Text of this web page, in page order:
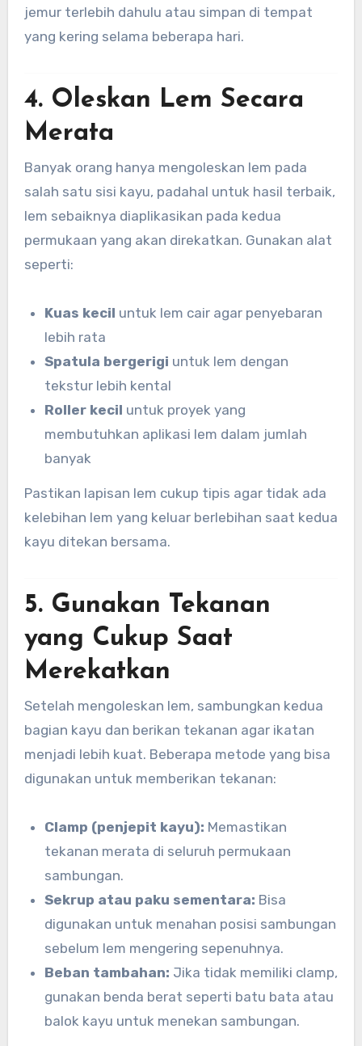
jemur terlebih dahulu atau simpan di tempat
yang kering selama beberapa hari.
4. Oleskan Lem Secara
Merata
Banyak orang hanya mengoleskan lem pada
salah satu sisi kayu, padahal untuk hasil terbaik,
lem sebaiknya diaplikasikan pada kedua
permukaan yang akan direkatkan. Gunakan alat
seperti:
Kuas kecil untuk lem cair agar penyebaran
lebih rata
Spatula bergerigi untuk lem dengan
tekstur lebih kental
Roller kecil untuk proyek yang
membutuhkan aplikasi lem dalam jumlah
banyak
Pastikan lapisan lem cukup tipis agar tidak ada
kelebihan lem yang keluar berlebihan saat kedua
kayu ditekan bersama.
5. Gunakan Tekanan
yang Cukup Saat
Merekatkan
Setelah mengoleskan lem, sambungkan kedua
bagian kayu dan berikan tekanan agar ikatan
menjadi lebih kuat. Beberapa metode yang bisa
digunakan untuk memberikan tekanan:
Clamp (penjepit kayu): Memastikan
tekanan merata di seluruh permukaan
sambungan.
Sekrup atau paku sementara: Bisa
digunakan untuk menahan posisi sambungan
sebelum lem mengering sepenuhnya.
Beban tambahan: Jika tidak memiliki clamp,
gunakan benda berat seperti batu bata atau
balok kayu untuk menekan sambungan.